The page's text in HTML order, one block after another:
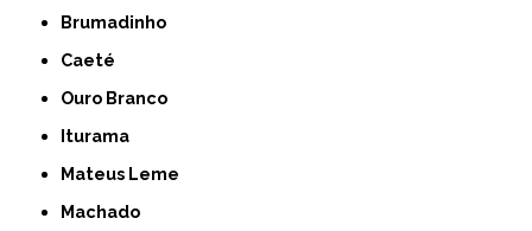
Brumadinho
Caeté
Ouro Branco
Iturama
Mateus Leme
Machado